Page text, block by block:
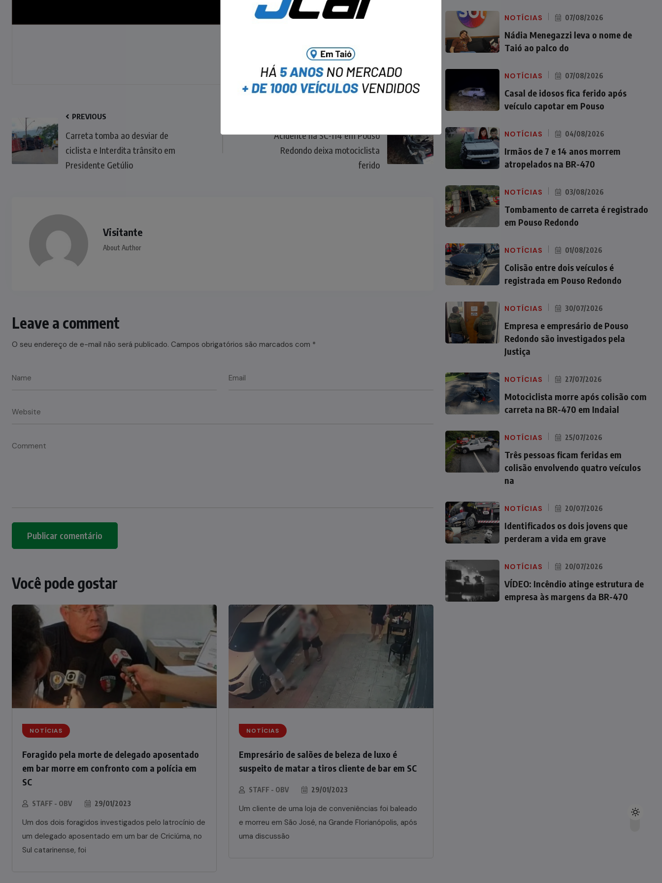
PREVIOUS
Carreta tomba ao desviar de
ciclista e Interdita trânsito em
Presidente Getúlio
Acidente na SC-114 em Pouso
Redondo deixa motociclista
ferido
Visitante
About Author
Leave a comment
O seu endereço de e-mail não será publicado. Campos obrigatórios são marcados com *
Você pode gostar
NOTÍCIAS
Foragido pela morte de delegado aposentado
em bar morre em confronto com a polícia em
SC
STAFF - OBV 29/01/2023
Um dos dois foragidos investigados pelo latrocínio de
um delegado aposentado em um bar de Criciúma, no
Sul catarinense, foi
NOTÍCIAS
Empresário de salões de beleza de luxo é
suspeito de matar a tiros cliente de bar em SC
STAFF - OBV 29/01/2023
Um cliente de uma loja de conveniências foi baleado
e morreu em São José, na Grande Florianópolis, após
uma discussão
NOTÍCIAS 07/08/2026
Nádia Menegazzi leva o nome de
Taió ao palco do
NOTÍCIAS 07/08/2026
Casal de idosos fica ferido após
veículo capotar em Pouso
NOTÍCIAS 04/08/2026
Irmãos de 7 e 14 anos morrem
atropelados na BR-470
NOTÍCIAS 03/08/2026
Tombamento de carreta é registrado
em Pouso Redondo
NOTÍCIAS 01/08/2026
Colisão entre dois veículos é
registrada em Pouso Redondo
NOTÍCIAS 30/07/2026
Empresa e empresário de Pouso
Redondo são investigados pela
Justiça
NOTÍCIAS 27/07/2026
Motociclista morre após colisão com
carreta na BR-470 em Indaial
NOTÍCIAS 25/07/2026
Três pessoas ficam feridas em
colisão envolvendo quatro veículos
na
NOTÍCIAS 20/07/2026
Identificados os dois jovens que
perderam a vida em grave
NOTÍCIAS 20/07/2026
VÍDEO: Incêndio atinge estrutura de
empresa às margens da BR-470